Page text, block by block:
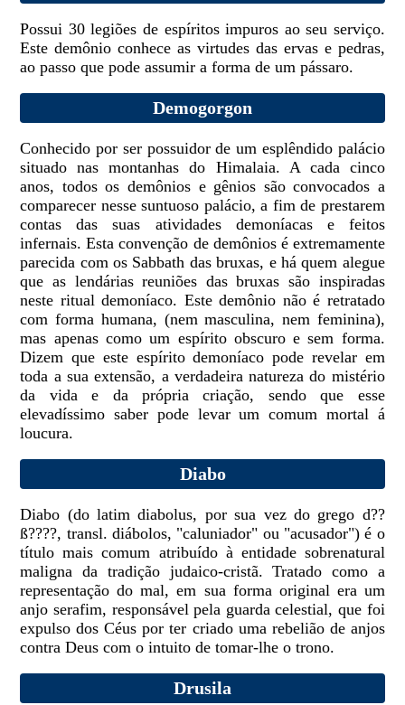
Possui 30 legiões de espíritos impuros ao seu serviço.
Este demônio conhece as virtudes das ervas e pedras,
ao passo que pode assumir a forma de um pássaro.
Demogorgon
Conhecido por ser possuidor de um esplêndido palácio
situado nas montanhas do Himalaia. A cada cinco
anos, todos os demônios e gênios são convocados a
comparecer nesse suntuoso palácio, a fim de prestarem
contas das suas atividades demoníacas e feitos
infernais. Esta convenção de demônios é extremamente
parecida com os Sabbath das bruxas, e há quem alegue
que as lendárias reuniões das bruxas são inspiradas
neste ritual demoníaco. Este demônio não é retratado
com forma humana, (nem masculina, nem feminina),
mas apenas como um espírito obscuro e sem forma.
Dizem que este espírito demoníaco pode revelar em
toda a sua extensão, a verdadeira natureza do mistério
da vida e da própria criação, sendo que esse
elevadíssimo saber pode levar um comum mortal á
loucura.
Diabo
Diabo (do latim diabolus, por sua vez do grego d??
ß????, transl. diábolos, "caluniador" ou "acusador") é o
título mais comum atribuído à entidade sobrenatural
maligna da tradição judaico-cristã. Tratado como a
representação do mal, em sua forma original era um
anjo serafim, responsável pela guarda celestial, que foi
expulso dos Céus por ter criado uma rebelião de anjos
contra Deus com o intuito de tomar-lhe o trono.
Drusila